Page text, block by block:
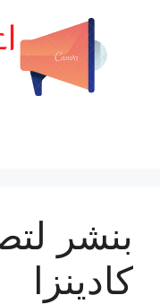
بنشر
كادينزا